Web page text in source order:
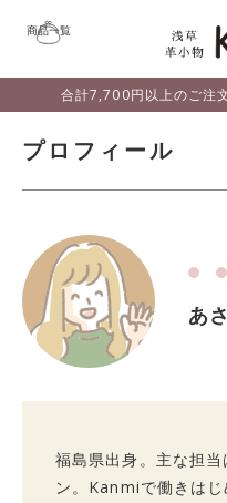
商品一覧
合計7,700円以上のご注
プロフィール
あ
福島県出身。主な担
ン。Kanmiで働きは